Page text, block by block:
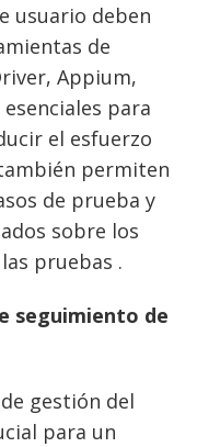
usuario deben
de
Appium,
para
el esfuerzo
permiten
de prueba y
sobre los
pruebas .
seguimiento de
gestión del
para un